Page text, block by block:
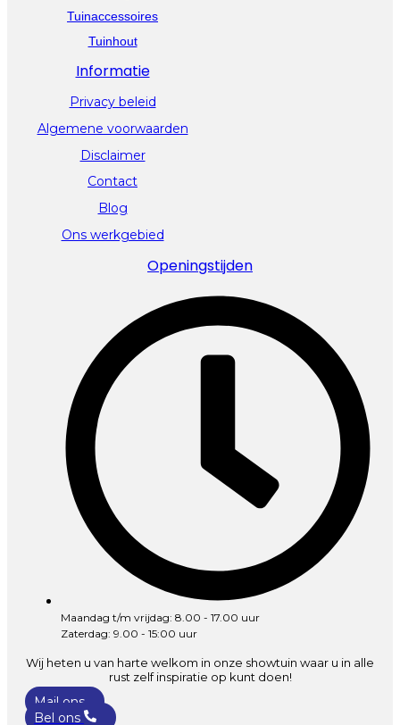
Tuinaccessoires
Tuinhout
Informatie
Privacy beleid
Algemene voorwaarden
Disclaimer
Contact
Blog
Ons werkgebied
Openingstijden
Maandag t/m vrijdag: 8.00 - 17.00 uur
Zaterdag: 9.00 - 15:00 uur
Wij heten u van harte welkom in onze showtuin waar u in alle
rust zelf inspiratie op kunt doen!
Mail ons
Bel ons